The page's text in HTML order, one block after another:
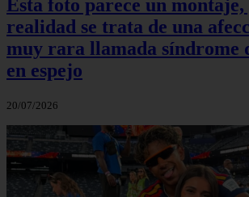
Esta foto parece un montaje,
realidad se trata de una
muy rara llamada síndrome
en espejo
20/07/2026